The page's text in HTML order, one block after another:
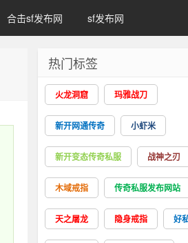
合击sf发布网 sf发布网
热门标签
火龙洞窟 玛雅战刀
新开网通传奇 小虾米
新开变态传奇私服 战神之刃
木域戒指 传奇私服发布网站
天之屠龙 隐身戒指 好